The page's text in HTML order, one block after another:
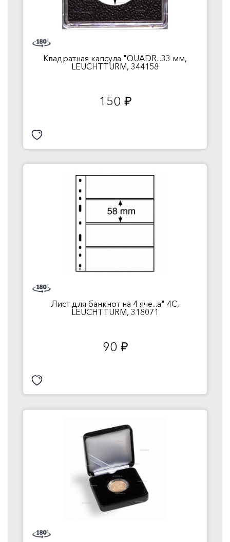
Квадратная капсула "QUADR...33 мм,
LEUCHTTURM, 344158
150 руб.
Лист для банкнот на 4 яче...a" 4C,
LEUCHTTURM, 318071
90 руб.